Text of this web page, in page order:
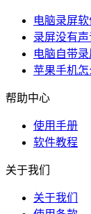
电脑录屏软
录屏没有声
电脑自带录
苹果手机怎
帮助中心
使用手册
软件教程
关于我们
关于我们